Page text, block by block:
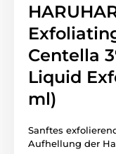
Centella
Liquid
ml)
Sanftes
Aufhellung der